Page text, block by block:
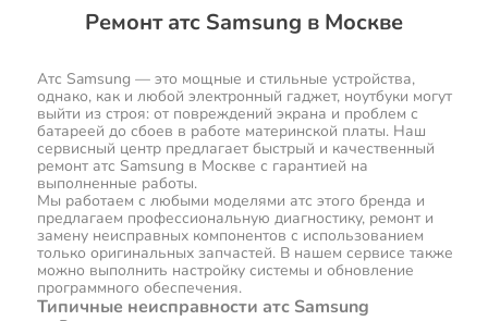
Ремонт атс Samsung в Москве
Атс Samsung — это мощные и стильные устройства,
однако, как и любой электронный гаджет, ноутбуки могут
выйти из строя: от повреждений экрана и проблем с
батареей до сбоев в работе материнской платы. Наш
сервисный центр предлагает быстрый и качественный
ремонт атс Samsung в Москве с гарантией на
выполненные работы.
Мы работаем с любыми моделями атс этого бренда и
предлагаем профессиональную диагностику, ремонт и
замену неисправных компонентов с использованием
только оригинальных запчастей. В нашем сервисе также
можно выполнить настройку системы и обновление
программного обеспечения.
Типичные неисправности атс Samsung